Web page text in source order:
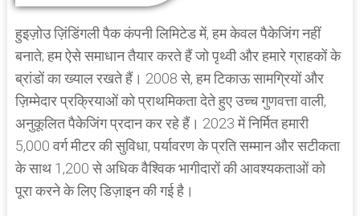
हुइज़ोउ ज़िंडिंगली पैक कंपनी लिमिटेड में, हम केवल पैकेजिंग नहीं
बनाते; हम ऐसे समाधान तैयार करते हैं जो पृथ्वी और हमारे ग्राहकों के
ब्रांडों का ख्याल रखते हैं। 2008 से, हम टिकाऊ सामग्रियों और
ज़िम्मेदार प्रक्रियाओं को प्राथमिकता देते हुए उच्च गुणवत्ता वाली,
अनुकूलित पैकेजिंग प्रदान कर रहे हैं। 2023 में निर्मित हमारी
5,000 वर्ग मीटर की सुविधा, पर्यावरण के प्रति सम्मान और सटीकता
के साथ 1,200 से अधिक वैश्विक भागीदारों की आवश्यकताओं को
पूरा करने के लिए डिज़ाइन की गई है।